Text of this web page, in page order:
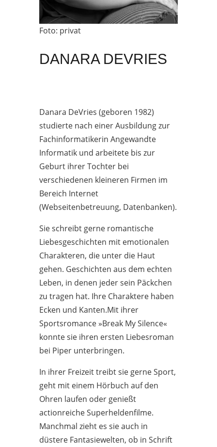
Foto: privat
DANARA DEVRIES
Danara DeVries (geboren 1982)
studierte nach einer Ausbildung zur
Fachinformatikerin Angewandte
Informatik und arbeitete bis zur
Geburt ihrer Tochter bei
verschiedenen kleineren Firmen im
Bereich Internet
(Webseitenbetreuung, Datenbanken).
Sie schreibt gerne romantische
Liebesgeschichten mit emotionalen
Charakteren, die unter die Haut
gehen. Geschichten aus dem echten
Leben, in denen jeder sein Päckchen
zu tragen hat. Ihre Charaktere haben
Ecken und Kanten.Mit ihrer
Sportsromance »Break My Silence«
konnte sie ihren ersten Liebesroman
bei Piper unterbringen.
In ihrer Freizeit treibt sie gerne Sport,
geht mit einem Hörbuch auf den
Ohren laufen oder genießt
actionreiche Superheldenfilme.
Manchmal zieht es sie auch in
düstere Fantasiewelten, ob in Schrift